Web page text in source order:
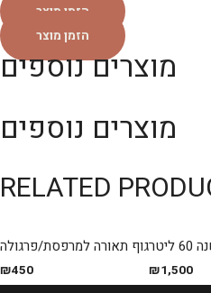
הזמן מוצר
הזמן מוצר
מוצרים נוספים
מוצרים נוספים
RELATED
גוף תאורה למרפסת/פרגולה
₪450 ₪1,500